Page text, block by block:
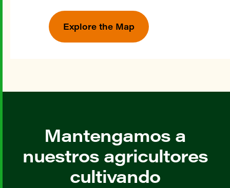
Explore the Map
Mantengamos a
nuestros agricultores
cultivando